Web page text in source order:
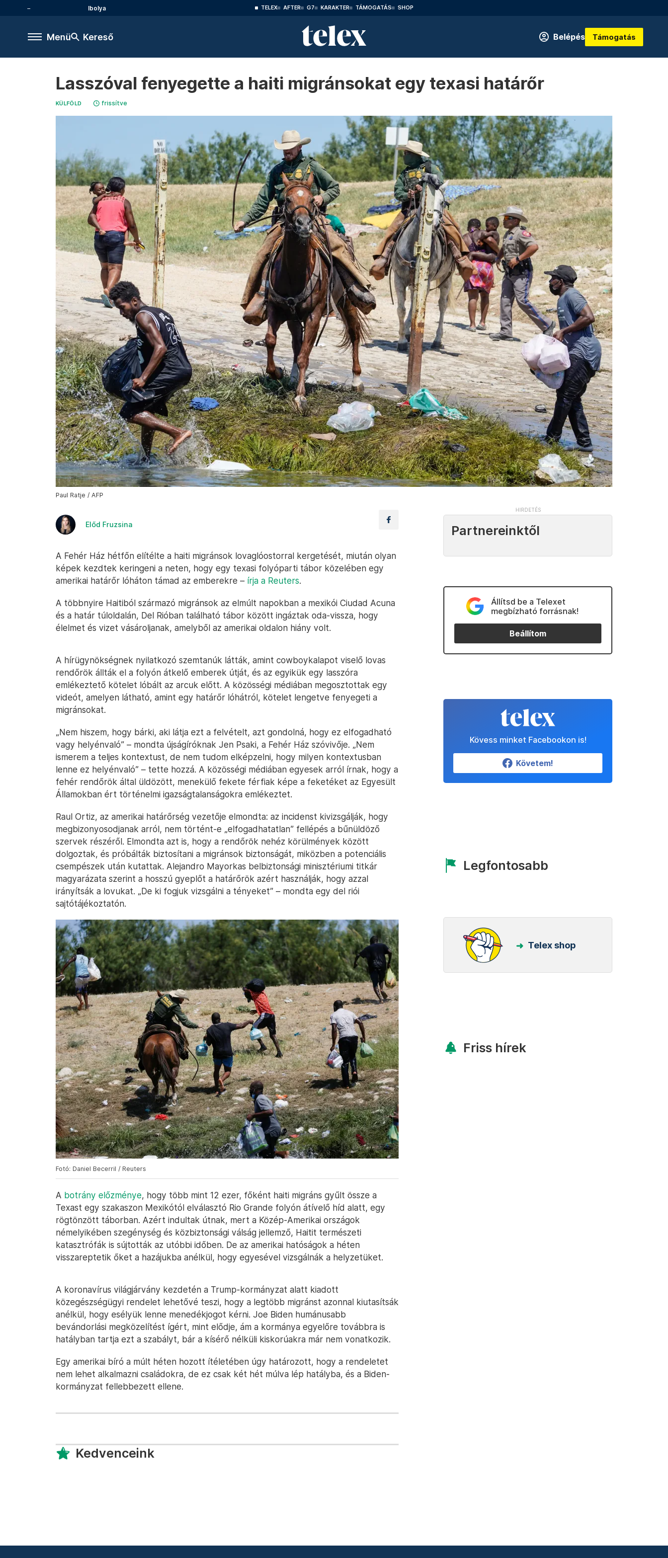
Ibolya TELEX AFTER G7 KARAKTER TÁMOGATÁS SHOP
Menü Kereső Belépés Támogatás
Lasszóval fenyegette a haiti migránsokat egy texasi határőr
KÜLFÖLD frissítve
Paul Ratje / AFP
Előd Fruzsina
A Fehér Ház hétfőn elítélte a haiti migránsok lovaglóostorral kergetését, miután olyan
képek kezdtek keringeni a neten, hogy egy texasi folyóparti tábor közelében egy
amerikai határőr lóháton támad az emberekre – írja a Reuters.
A többnyire Haitiból származó migránsok az elmúlt napokban a mexikói Ciudad Acuna
és a határ túloldalán, Del Rióban található tábor között ingáztak oda-vissza, hogy
élelmet és vizet vásároljanak, amelyből az amerikai oldalon hiány volt.
A hírügynökségnek nyilatkozó szemtanúk látták, amint cowboykalapot viselő lovas
rendőrök állták el a folyón átkelő emberek útját, és az egyikük egy lasszóra
emlékeztető kötelet lóbált az arcuk előtt. A közösségi médiában megosztottak egy
videót, amelyen látható, amint egy határőr lóhátról, kötelet lengetve fenyegeti a
migránsokat.
„Nem hiszem, hogy bárki, aki látja ezt a felvételt, azt gondolná, hogy ez elfogadható
vagy helyénvaló” – mondta újságíróknak Jen Psaki, a Fehér Ház szóvivője. „Nem
ismerem a teljes kontextust, de nem tudom elképzelni, hogy milyen kontextusban
lenne ez helyénvaló” – tette hozzá. A közösségi médiában egyesek arról írnak, hogy a
fehér rendőrök által üldözött, menekülő fekete férfiak képe a feketéket az Egyesült
Államokban ért történelmi igazságtalanságokra emlékeztet.
Raul Ortiz, az amerikai határőrség vezetője elmondta: az incidenst kivizsgálják, hogy
megbizonyosodjanak arról, nem történt-e „elfogadhatatlan” fellépés a bűnüldöző
szervek részéről. Elmondta azt is, hogy a rendőrök nehéz körülmények között
dolgoztak, és próbálták biztosítani a migránsok biztonságát, miközben a potenciális
csempészek után kutattak. Alejandro Mayorkas belbiztonsági minisztériumi titkár
magyarázata szerint a hosszú gyeplőt a határőrök azért használják, hogy azzal
irányítsák a lovukat. „De ki fogjuk vizsgálni a tényeket” – mondta egy del riói
sajtótájékoztatón.
Fotó: Daniel Becerril / Reuters
A botrány előzménye, hogy több mint 12 ezer, főként haiti migráns gyűlt össze a
Texast egy szakaszon Mexikótól elválasztó Rio Grande folyón átívelő híd alatt, egy
rögtönzött táborban. Azért indultak útnak, mert a Közép-Amerikai országok
némelyikében szegénység és közbiztonsági válság jellemző, Haitit természeti
katasztrófák is sújtották az utóbbi időben. De az amerikai hatóságok a héten
visszareptetik őket a hazájukba anélkül, hogy egyesével vizsgálnák a helyzetüket.
A koronavírus világjárvány kezdetén a Trump-kormányzat alatt kiadott
közegészségügyi rendelet lehetővé teszi, hogy a legtöbb migránst azonnal kiutasítsák
anélkül, hogy esélyük lenne menedékjogot kérni. Joe Biden humánusabb
bevándorlási megközelítést ígért, mint elődje, ám a kormánya egyelőre továbbra is
hatályban tartja ezt a szabályt, bár a kísérő nélküli kiskorúakra már nem vonatkozik.
Egy amerikai bíró a múlt héten hozott ítéletében úgy határozott, hogy a rendeletet
nem lehet alkalmazni családokra, de ez csak két hét múlva lép hatályba, és a Biden-
kormányzat fellebbezett ellene.
Kedvenceink
Partnereinktől
Állítsd be a Telexet
megbízható forrásnak!
Beállítom
Kövess minket Facebookon is!
Követem!
Legfontosabb
Telex shop
Friss hírek